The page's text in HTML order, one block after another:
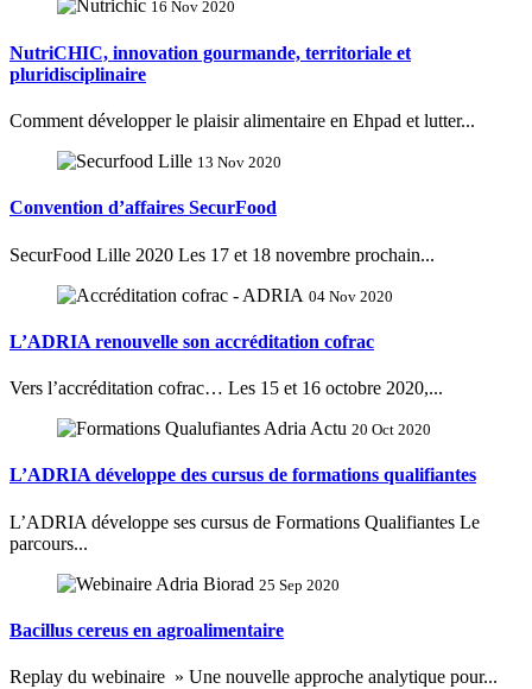
16 Nov 2020
NutriCHIC, innovation gourmande, territoriale et
pluridisciplinaire
Comment développer le plaisir alimentaire en Ehpad et lutter...
13 Nov 2020
Convention d’affaires SecurFood
SecurFood Lille 2020 Les 17 et 18 novembre prochain...
04 Nov 2020
L’ADRIA renouvelle son accréditation cofrac
Vers l’accréditation cofrac… Les 15 et 16 octobre 2020,...
20 Oct 2020
L’ADRIA développe des cursus de formations qualifiantes
L’ADRIA développe ses cursus de Formations Qualifiantes Le
parcours...
25 Sep 2020
Bacillus cereus en agroalimentaire
Replay du webinaire » Une nouvelle approche analytique pour...